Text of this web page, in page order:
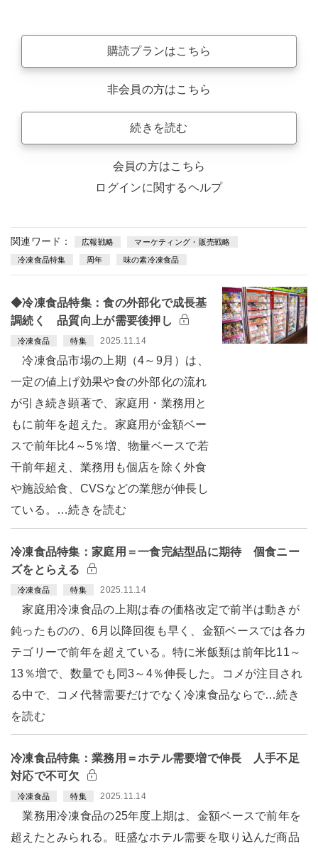
購読プランはこちら
非会員の方はこちら
続きを読む
会員の方はこちら
ログインに関するヘルプ
関連ワード： 広報戦略 マーケティング・販売戦略
冷凍食品特集 周年 味の素冷凍食品
◆冷凍食品特集：食の外部化で成長基
調続く 品質向上が需要後押し
冷凍食品 特集 2025.11.14
冷凍食品市場の上期（4～9月）は、
一定の値上げ効果や食の外部化の流れ
が引き続き顕著で、家庭用・業務用と
もに前年を超えた。家庭用が金額ベー
スで前年比4～5％増、物量ベースで若
干前年超え、業務用も個店を除く外食
や施設給食、CVSなどの業態が伸長し
ている。…続きを読む
冷凍食品特集：家庭用＝一食完結型品に期待 個食ニー
ズをとらえる
冷凍食品 特集 2025.11.14
家庭用冷凍食品の上期は春の価格改定で前半は動きが
鈍ったものの、6月以降回復も早く、金額ベースでは各カ
テゴリーで前年を超えている。特に米飯類は前年比11～
13％増で、数量でも同3～4％伸長した。コメが注目され
る中で、コメ代替需要だけでなく冷凍食品ならで…続き
を読む
冷凍食品特集：業務用＝ホテル需要増で伸長 人手不足
対応で不可欠
冷凍食品 特集 2025.11.14
業務用冷凍食品の25年度上期は、金額ベースで前年を
超えたとみられる。旺盛なホテル需要を取り込んだ商品